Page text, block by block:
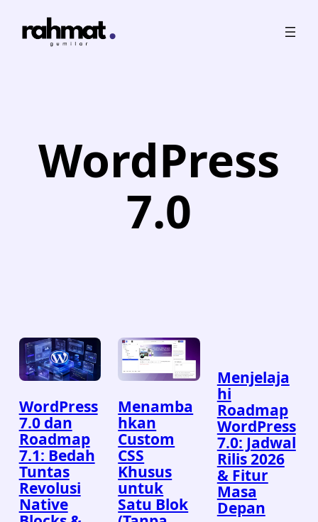
content
WordPress
7.0
WordPress
7.0 dan
Roadmap
7.1: Bedah
Tuntas
Revolusi
Native
Menamba
hkan
Custom
CSS
Khusus
untuk
Satu Blok
Menjelaja
hi
Roadmap
WordPress
7.0: Jadwal
Rilis 2026
& Fitur
Masa
Depan